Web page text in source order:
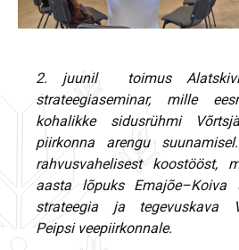
2. juunil toimus
strateegiaseminar, mille
kohalikke sidusrühmi
piirkonna arengu
rahvusvahelisest koostööst,
aasta lõpuks Emajõe–Koiva
strateegia ja tegevuskava
Peipsi veepiirkonnale.